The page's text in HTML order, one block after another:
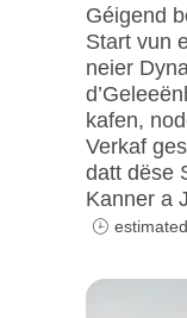
Géigend
Start vun
neier
kafen,
Verkaf
datt dëse
Kanner a